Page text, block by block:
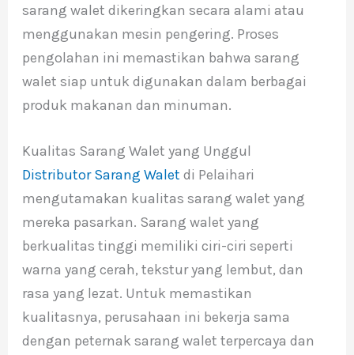
sarang walet dikeringkan secara alami atau
menggunakan mesin pengering. Proses
pengolahan ini memastikan bahwa sarang
walet siap untuk digunakan dalam berbagai
produk makanan dan minuman.
Kualitas Sarang Walet yang Unggul
Distributor Sarang Walet di Pelaihari
mengutamakan kualitas sarang walet yang
mereka pasarkan. Sarang walet yang
berkualitas tinggi memiliki ciri-ciri seperti
warna yang cerah, tekstur yang lembut, dan
rasa yang lezat. Untuk memastikan
kualitasnya, perusahaan ini bekerja sama
dengan peternak sarang walet terpercaya dan